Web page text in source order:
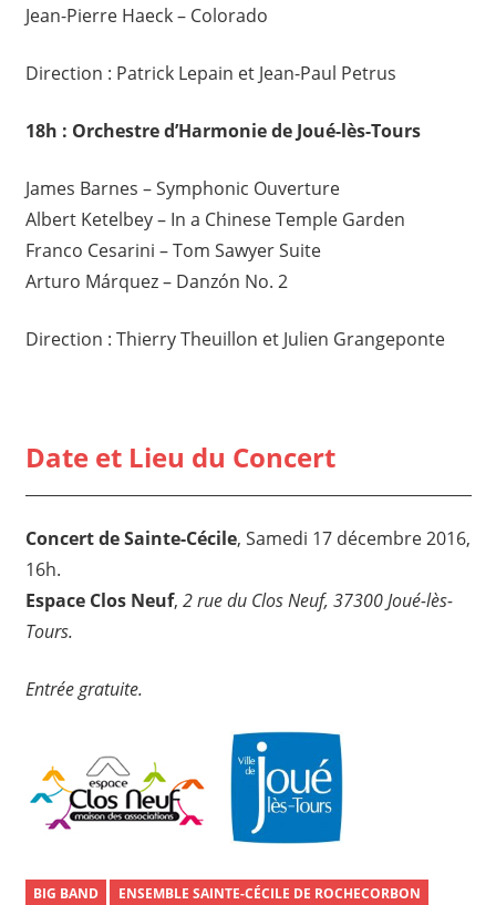
Jean-Pierre Haeck – Colorado
Direction : Patrick Lepain et Jean-Paul Petrus
18h : Orchestre d’Harmonie de Joué-lès-Tours
James Barnes – Symphonic Ouverture
Albert Ketelbey – In a Chinese Temple Garden
Franco Cesarini – Tom Sawyer Suite
Arturo Márquez – Danzón No. 2
Direction : Thierry Theuillon et Julien Grangeponte
Date et Lieu du Concert
Concert de Sainte-Cécile, Samedi 17 décembre 2016,
16h.
Espace Clos Neuf, 2 rue du Clos Neuf, 37300 Joué-lès-
Tours.
Entrée gratuite.
BIG BAND
ENSEMBLE SAINTE-CÉCILE DE ROCHECORBON